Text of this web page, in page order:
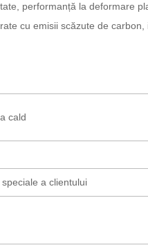
performanță la deformare
cu emisii scăzute de
cald
a clientului